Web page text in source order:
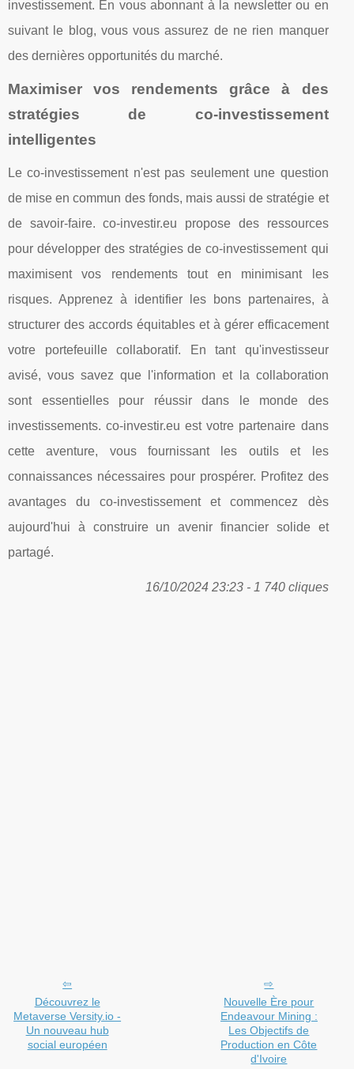
investissement. En vous abonnant à la newsletter ou en
suivant le blog, vous vous assurez de ne rien manquer
des dernières opportunités du marché.
Maximiser vos rendements grâce à des
stratégies de co-investissement
intelligentes
Le co-investissement n'est pas seulement une question
de mise en commun des fonds, mais aussi de stratégie et
de savoir-faire. co-investir.eu propose des ressources
pour développer des stratégies de co-investissement qui
maximisent vos rendements tout en minimisant les
risques. Apprenez à identifier les bons partenaires, à
structurer des accords équitables et à gérer efficacement
votre portefeuille collaboratif. En tant qu'investisseur
avisé, vous savez que l'information et la collaboration
sont essentielles pour réussir dans le monde des
investissements. co-investir.eu est votre partenaire dans
cette aventure, vous fournissant les outils et les
connaissances nécessaires pour prospérer. Profitez des
avantages du co-investissement et commencez dès
aujourd'hui à construire un avenir financier solide et
partagé.
16/10/2024 23:23 - 1 740 cliques
Découvrez le
Metaverse Versity.io -
Un nouveau hub
social européen
Nouvelle Ère pour
Endeavour Mining :
Les Objectifs de
Production en Côte
d'Ivoire